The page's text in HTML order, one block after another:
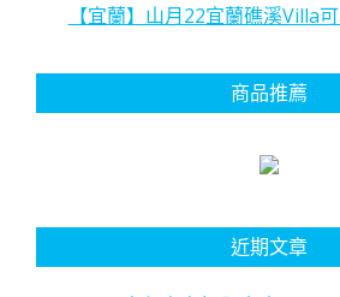
【宜蘭】山月22宜蘭礁溪Villa
商品推薦
近期文章